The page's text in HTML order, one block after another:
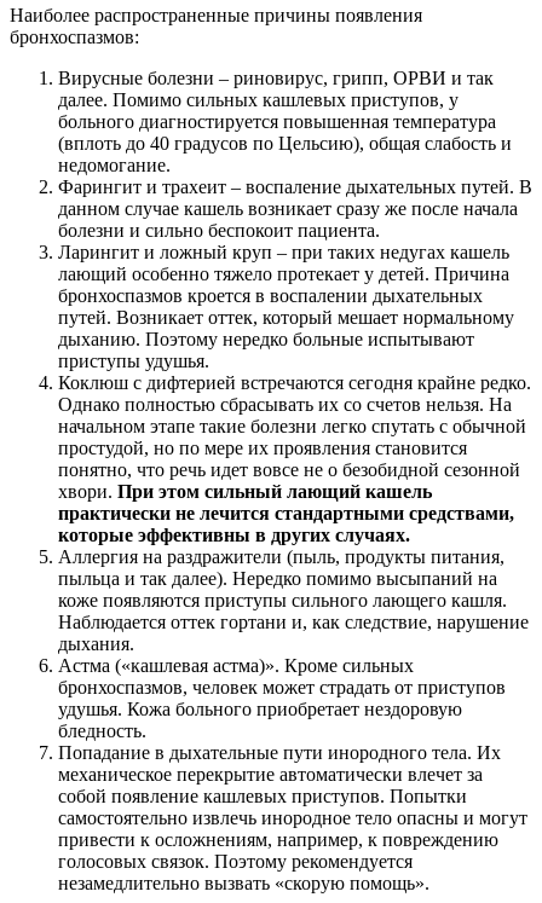
Наиболее распространенные причины появления
бронхоспазмов:
Вирусные болезни – риновирус, грипп, ОРВИ и так
далее. Помимо сильных кашлевых приступов, у
больного диагностируется повышенная температура
(вплоть до 40 градусов по Цельсию), общая слабость и
недомогание.
Фарингит и трахеит – воспаление дыхательных путей. В
данном случае кашель возникает сразу же после начала
болезни и сильно беспокоит пациента.
Ларингит и ложный круп – при таких недугах кашель
лающий особенно тяжело протекает у детей. Причина
бронхоспазмов кроется в воспалении дыхательных
путей. Возникает оттек, который мешает нормальному
дыханию. Поэтому нередко больные испытывают
приступы удушья.
Коклюш с дифтерией встречаются сегодня крайне редко.
Однако полностью сбрасывать их со счетов нельзя. На
начальном этапе такие болезни легко спутать с обычной
простудой, но по мере их проявления становится
понятно, что речь идет вовсе не о безобидной сезонной
хвори. При этом сильный лающий кашель
практически не лечится стандартными средствами,
которые эффективны в других случаях.
Аллергия на раздражители (пыль, продукты питания,
пыльца и так далее). Нередко помимо высыпаний на
коже появляются приступы сильного лающего кашля.
Наблюдается оттек гортани и, как следствие, нарушение
дыхания.
Астма («кашлевая астма)». Кроме сильных
бронхоспазмов, человек может страдать от приступов
удушья. Кожа больного приобретает нездоровую
бледность.
Попадание в дыхательные пути инородного тела. Их
механическое перекрытие автоматически влечет за
собой появление кашлевых приступов. Попытки
самостоятельно извлечь инородное тело опасны и могут
привести к осложнениям, например, к повреждению
голосовых связок. Поэтому рекомендуется
незамедлительно вызвать «скорую помощь».